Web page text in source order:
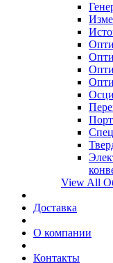
View All
Доставка
О компании
Контакты